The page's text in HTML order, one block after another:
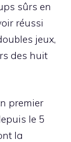
sûrs en
réussi
jeux,
des huit
premier
le 5
la